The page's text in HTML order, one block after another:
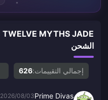
الشحن
إجمالي التقييمات:626
Prime Divas
2026/08/03